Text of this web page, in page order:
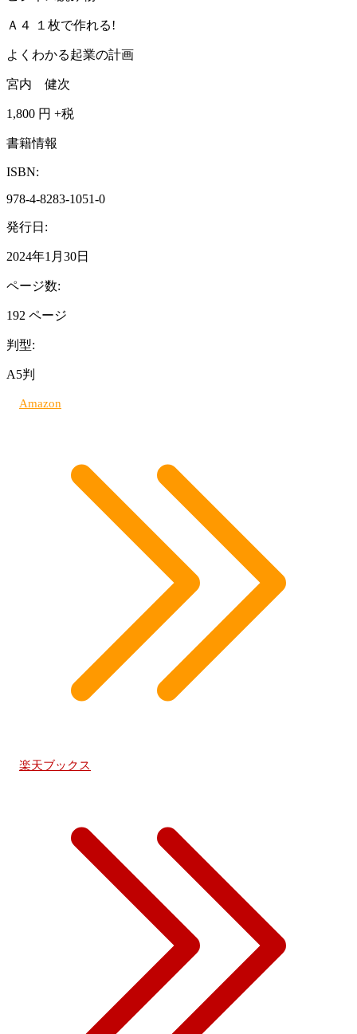
Ａ４ １枚で作れる!
よくわかる起業の計画
宮内 健次
1,800 円 +税
書籍情報
ISBN:
978-4-8283-1051-0
発行日:
2024年1月30日
ページ数:
192 ページ
判型:
A5判
Amazon
楽天ブックス